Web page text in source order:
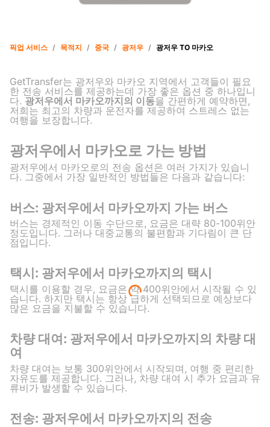
픽업 서비스 / 목적지 / 중국 / 광저우 / 광저우 TO 마카오
GetTransfer는 광저우와 마카오 지역에서 고객들이 필요
한 전송 서비스를 제공하는데 가장 좋은 옵션 중 하나입니
다. 광저우에서 마카오까지의 이동을 간편하게 예약하면,
저희는 최고의 차량과 운전자를 제공하여 스트레스 없는
여행을 보장합니다.
광저우에서 마카오로 가는 방법
광저우에서 마카오로의 전송 옵션은 여러 가지가 있습니
다. 그중에서 가장 일반적인 방법들은 다음과 같습니다:
버스: 광저우에서 마카오까지 가는 버스
버스는 경제적인 이동 수단으로, 요금은 대략 80-100위안
정도입니다. 그러나 대중교통의 불편함과 기다림이 큰 단
점입니다.
택시: 광저우에서 마카오까지의 택시
택시를 이용할 경우, 요금은 약 400위안에서 시작될 수 있
습니다. 하지만 택시는 항상 급하게 선택되므로 예상보다
많은 요금을 지불할 수 있습니다.
차량 대여: 광저우에서 마카오까지의 차량 대
여
차량 대여는 보통 300위안에서 시작되며, 여행 중 편리한
자유도를 제공합니다. 그러나, 차량 대여 시 추가 요금과 유
류비가 발생할 수 있습니다.
전송: 광저우에서 마카오까지의 전송